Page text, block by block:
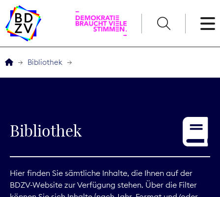
Service
Digitales
Bibliothek
Bibliothek
Hier finden Sie sämtliche Inhalte, die Ihnen auf der
BDZV-Website zur Verfügung stehen. Über die Filter